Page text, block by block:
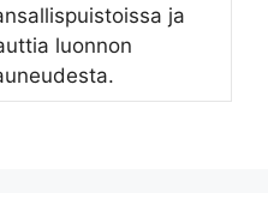
ja
luonnon